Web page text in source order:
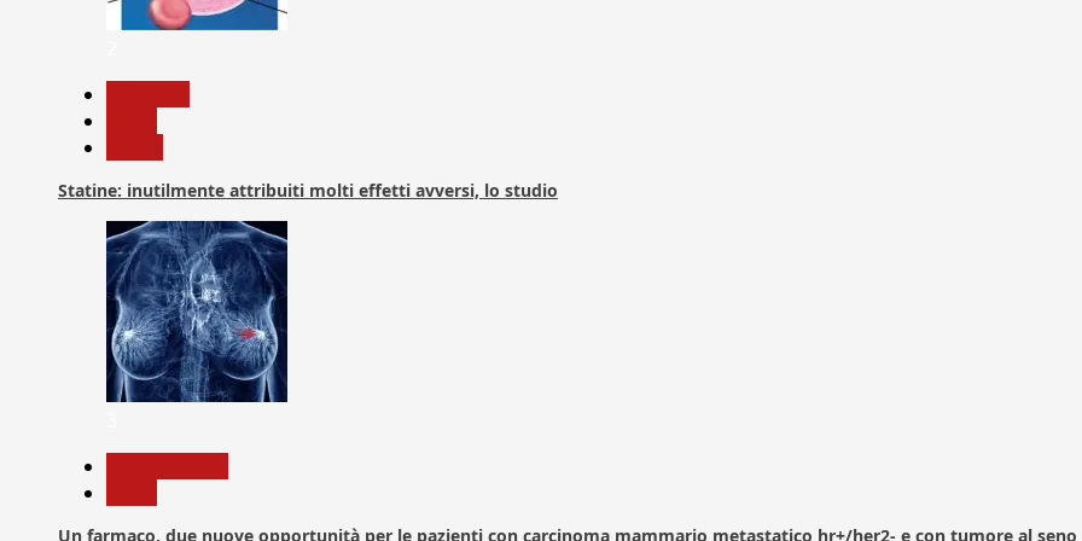
Statine: inutilmente attribuiti molti effetti avversi, lo studio
Un farmaco, due nuove opportunità per le pazienti con carcinoma mammario metastatico hr+/her2- e con tumore al